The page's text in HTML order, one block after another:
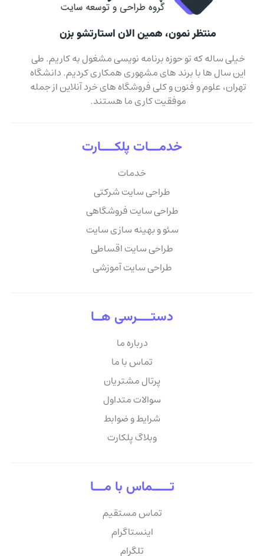
منتظر نمون، همین الان استارتشو بزن
خیلی ساله که تو حوزه برنامه نویسی مشغول به کاریم. طی
این سال ها با برند های مشهوری همکاری کردیم. دانشگاه
تهران، علوم و فنون و کلی فروشگاه های خرد آنلاین از جمله
موفقیت کاری ما هستند.
خدمـــات پلکــــارت
خدمات
طراحی سایت شرکتی
طراحی سایت فروشگاهی
سئو و بهینه سازی سایت
طراحی سایت اقساطی
طراحی سایت آموزشی
دستــــرسی هــا
درباره ما
تماس با ما
پرتال مشتریان
سوالات متداول
شرایط و ضوابط
وبلاگ پلکارت
تـــــماس با مـــا
تماس مستقیم
اینستاگرام
تلگرام